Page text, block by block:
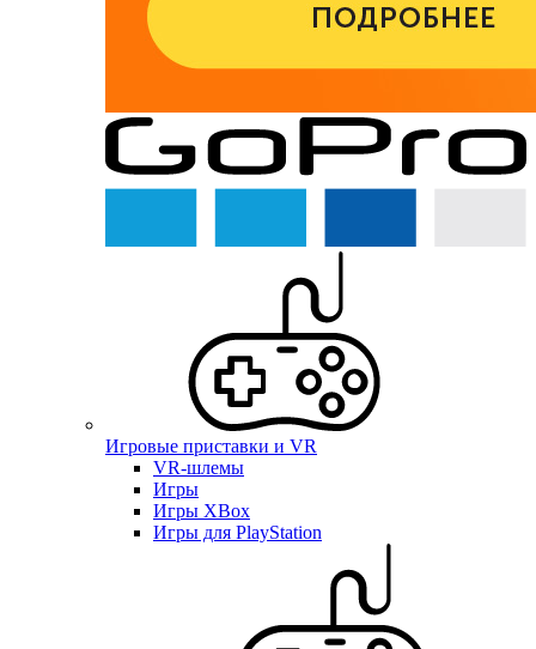
Игровые приставки и VR
VR-шлемы
Игры
Игры XBox
Игры для PlayStation